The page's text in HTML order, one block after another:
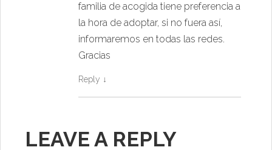
familia de acogida tiene preferencia a
la hora de adoptar, si no fuera así,
informaremos en todas las redes.
Gracias
Reply ↓
LEAVE A REPLY